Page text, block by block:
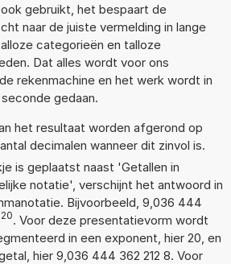
gebruikt, het bespaart de
naar de juiste vermelding in lange
categorieën en talloze
Dat alles wordt voor ons
rekenmachine en het werk wordt in
gedaan.
het resultaat worden afgerond op
decimalen wanneer dit zinvol is.
is geplaatst naast 'Getallen in
notatie', verschijnt het antwoord in
Bijvoorbeeld, 9,036 444
20. Voor deze presentatievorm wordt
in een exponent, hier 20, en
hier 9,036 444 362 212 8. Voor